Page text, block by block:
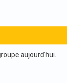
aujourd'hui.